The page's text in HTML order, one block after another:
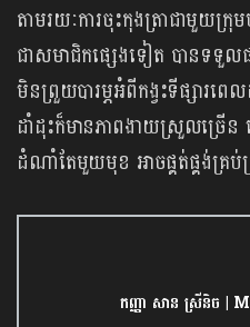
តាមរយៈការចុះកុងត្រាជាមួយក្
ជាសមាជិកផ្សេងទៀត បានទទួ
មិនព្រួយបារម្ភអំពីកង្វះទីផ្សារព
ដាំដុះក៏មានភាពងាយស្រួលច្រើ
ដំណាំតែមួយមុខ អាចផ្គត់ផ្គង់គ្រប់
កញ្ញា សាន ស្រីនិច |